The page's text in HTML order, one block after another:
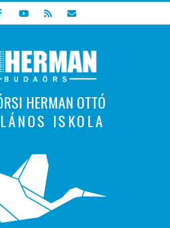
HERMAN OTTÓ
ISKOLA
Hamarosan újraindul oldalunk!